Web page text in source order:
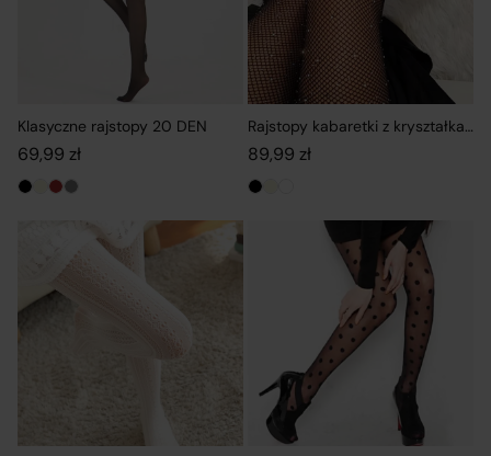
Klasyczne rajstopy 20 DEN
69,99 zł
Rajstopy kabaretki z kryształkami
89,99 zł